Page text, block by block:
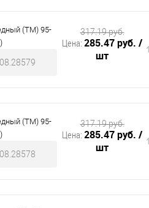
(ТМ) 95-
Цена: 285.47 руб. /
шт
317.19 руб.
(ТМ) 95-
Цена: 285.47 руб. /
шт
317.19 руб.